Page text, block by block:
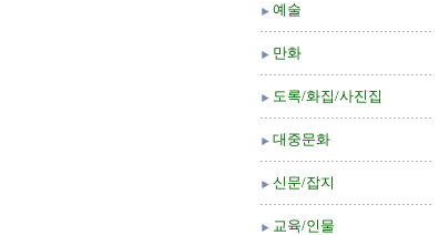
예술
만화
도록/화집/사진집
대중문화
신문/잡지
교육/인물